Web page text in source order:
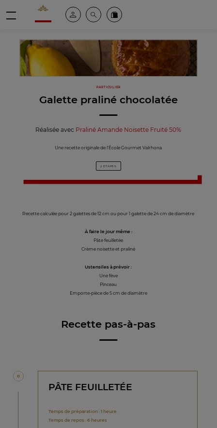
Valrhona - Imaginons le meilleur du chocolat
Espace clientRechercheCommandez en ligne
PARTICULIER
Galette praliné chocolatée
Réalisée avec Praliné Amande Noisette Fruité 50%
Une recette originale de l’École Gourmet Valrhona
2 ÉTAPES
Recette calculée pour 2 galettes de 12 cm ou pour 1 galette de 24 cm de diamètre
À faire le jour même :
Pâte feuilletée
Crème noisette et praliné
Ustensiles à prévoir :
Une fève
Pinceau
Emporte-pièce de 5 cm de diamètre
Recette pas-à-pas
PÂTE FEUILLETÉE
Temps de préparation : 1 heure
Temps de repos : 6 heures